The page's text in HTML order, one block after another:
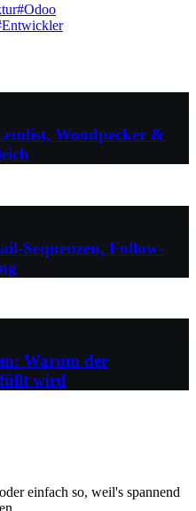
#Odoo
Entwickler
Woodpecker &
Sequenzen, Follow-
Warum der
wird
einfach so, weil's spannend